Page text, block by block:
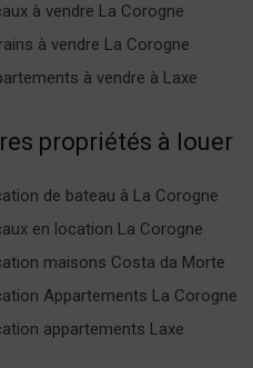
à vendre La Corogne
à vendre La Corogne
à vendre à Laxe
propriétés à louer
de bateau à La Corogne
en location La Corogne
maisons Costa da Morte
Appartements La Corogne
appartements Laxe